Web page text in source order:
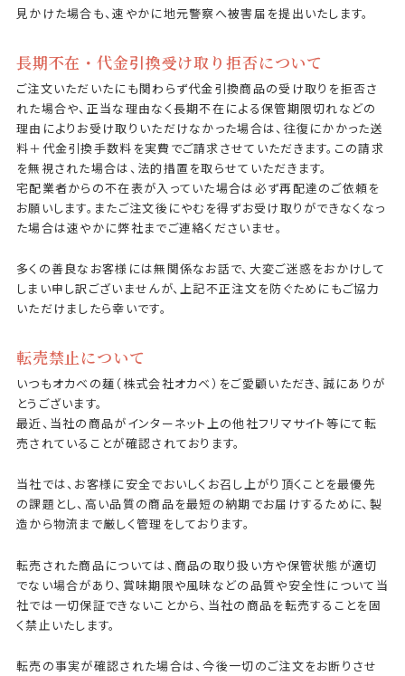
見かけた場合も、速やかに地元警察へ被害届を提出いたします。
長期不在・代金引換受け取り拒否について
ご注文いただいたにも関わらず代金引換商品の受け取りを拒否さ
れた場合や、正当な理由なく長期不在による保管期限切れなどの
理由によりお受け取りいただけなかった場合は、往復にかかった送
料＋代金引換手数料を実費でご請求させていただきます。この請求
を無視された場合は、法的措置を取らせていただきます。
宅配業者からの不在表が入っていた場合は必ず再配達のご依頼を
お願いします。またご注文後にやむを得ずお受け取りができなくなっ
た場合は速やかに弊社までご連絡くださいませ。
多くの善良なお客様には無関係なお話で、大変ご迷惑をおかけして
しまい申し訳ございませんが、上記不正注文を防ぐためにもご協力
いただけましたら幸いです。
転売禁止について
いつもオカベの麺（株式会社オカベ）をご愛顧いただき、誠にありが
とうございます。
最近、当社の商品がインターネット上の他社フリマサイト等にて転
売されていることが確認されております。
当社では、お客様に安全でおいしくお召し上がり頂くことを最優先
の課題とし、高い品質の商品を最短の納期でお届けするために、製
造から物流まで厳しく管理をしております。
転売された商品については、商品の取り扱い方や保管状態が適切
でない場合があり、賞味期限や風味などの品質や安全性について当
社では一切保証できないことから、当社の商品を転売することを固
く禁止いたします。
転売の事実が確認された場合は、今後一切のご注文をお断りさせ